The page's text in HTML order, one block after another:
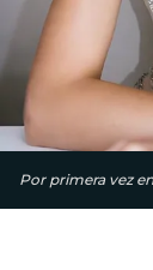
Por primera vez